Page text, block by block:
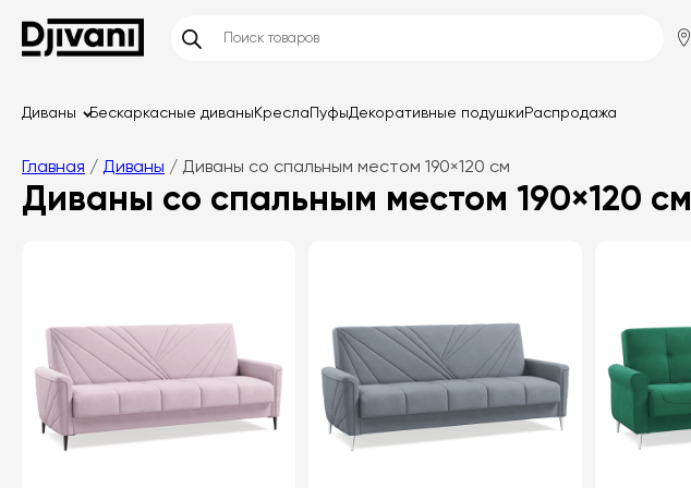
Диваны Бескаркасные диваныКреслаПуфыДекоративные подушкиРаспродажа
Главная / Диваны / Диваны со спальным местом 190×120 см
Диваны со спальным местом 190×120 см